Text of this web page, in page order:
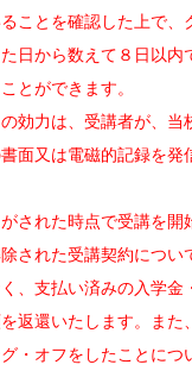
ことを確認した上で、
日から数えて８日以内
とができます。
効力は、受講者が、当
面又は電磁的記録を発
された時点で受講を開
された受講契約につい
、支払い済みの入学金
返還いたします。また
・オフをしたことにつ